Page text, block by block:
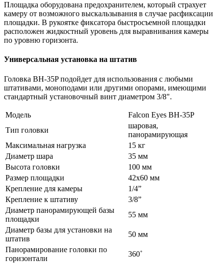
Площадка оборудована предохранителем, который страхует
камеру от возможного выскальзывания в случае расфиксации
площадки. В рукоятке фиксатора быстросъемной площадки
расположен жидкостный уровень для выравнивания камеры
по уровню горизонта.
Универсальная установка на штатив
Головка BH-35P подойдет для использования с любыми
штативами, моноподами или другими опорами, имеющими
стандартный установочный винт диаметром 3/8".
Модель
Falcon Eyes ВН-35P
Тип головки
шаровая,
панорамирующая
Максимальная нагрузка
15 кг
Диаметр шара
35 мм
Высота головки
100 мм
Размер площадки
42х60 мм
Крепление для камеры
1/4”
Крепление к штативу
3/8”
Диаметр панорамирующей базы
площадки
55 мм
Диаметр базы для установки на
штатив
50 мм
Панорамирование головки по
горизонтали
360˚